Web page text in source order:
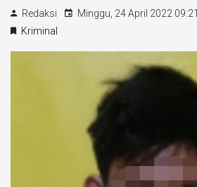
Redaksi Minggu, 24 April 2022 09:21
Kriminal